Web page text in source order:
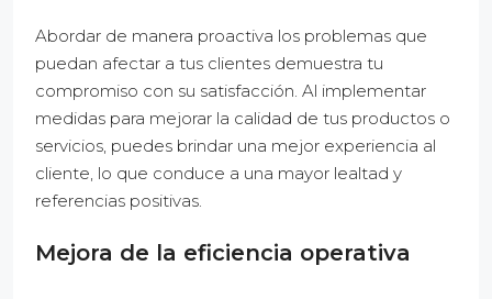
Abordar de manera proactiva los problemas que
puedan afectar a tus clientes demuestra tu
compromiso con su satisfacción. Al implementar
medidas para mejorar la calidad de tus productos o
servicios, puedes brindar una mejor experiencia al
cliente, lo que conduce a una mayor lealtad y
referencias positivas.
Mejora de la eficiencia operativa